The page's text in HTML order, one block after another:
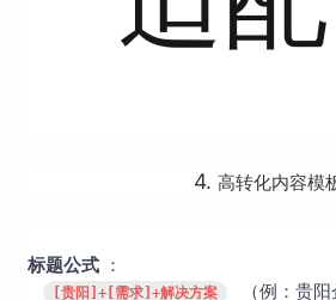
4. 高转化内容模
标题公式 ：
[贵阳]+[需求]+解决方案
（例：贵